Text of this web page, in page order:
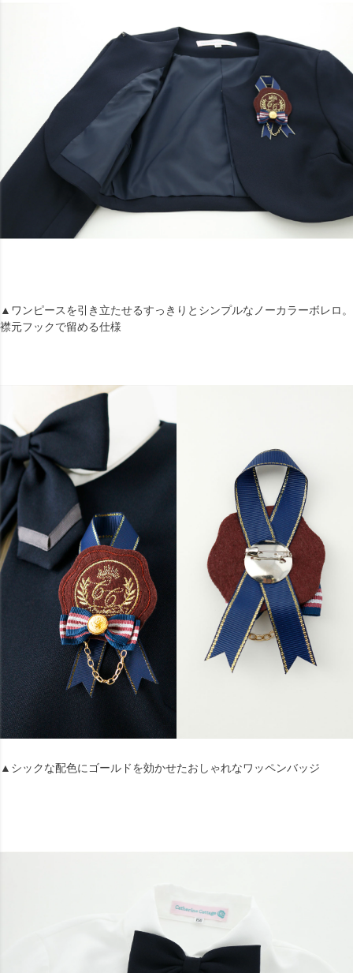
▲ワンピースを引き立たせるすっきりとシンプルなノーカラーボレロ。
襟元フックで留める仕様
▲シックな配色にゴールドを効かせたおしゃれなワッペンバッジ